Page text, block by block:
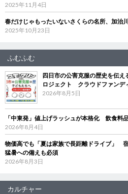
2025年11月4日
春だけじゃもったいないさくらの名所、加治
2025年10月23日
ふむふむ
四日市の公害克服の歴史を伝
ロジェクト クラウドファンデ
2026年8月5日
「中東発」値上げラッシュが本格化 飲食料
2026年8月4日
物価高でも「夏は家族で長距離ドライブ」
猛暑への備えも必須
2026年8月3日
カルチャー